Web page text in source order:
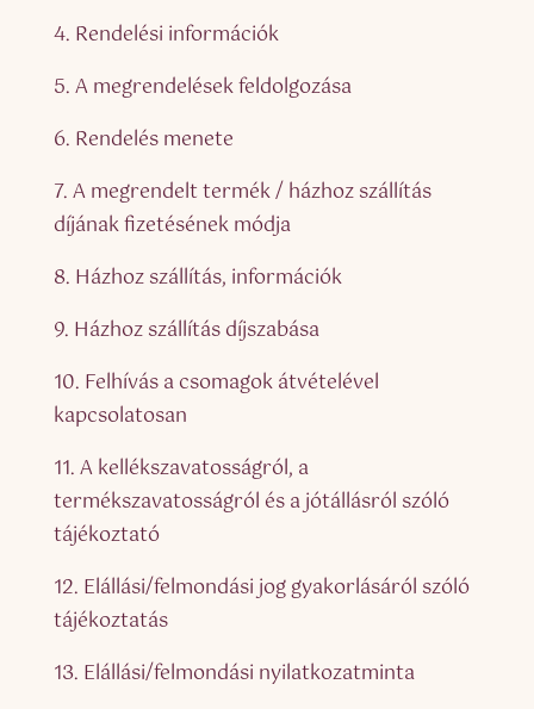
4. Rendelési információk
5. A megrendelések feldolgozása
6. Rendelés menete
7. A megrendelt termék / házhoz szállítás
díjának fizetésének módja
8. Házhoz szállítás, információk
9. Házhoz szállítás díjszabása
10. Felhívás a csomagok átvételével
kapcsolatosan
11. A kellékszavatosságról, a
termékszavatosságról és a jótállásról szóló
tájékoztató
12. Elállási/felmondási jog gyakorlásáról szóló
tájékoztatás
13. Elállási/felmondási nyilatkozatminta